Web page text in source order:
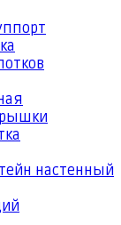
настенный